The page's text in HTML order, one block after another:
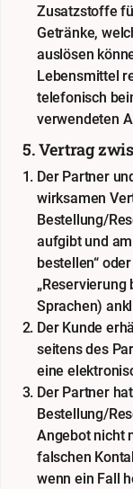
Zusatzstoffe
Getränke,
auslösen
Lebensmittel
telefonisch
verwendeten
5. Vertrag
Der Partner
wirksamen
Bestellung/
aufgibt und
bestellen“
Sprachen)
Der Kunde
seitens des
eine
Der Partner
Bestellung/
Angebot nicht
falschen
wenn ein Fall